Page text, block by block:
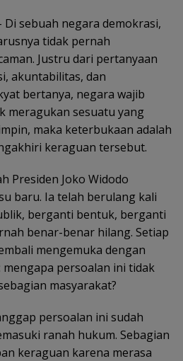
Di sebuah negara demokrasi,
tidak pernah
Justru dari pertanyaan
akuntabilitas, dan
bertanya, negara wajib
meragukan sesuatu yang
maka keterbukaan adalah
keraguan tersebut.
Presiden Joko Widodo
baru. Ia telah berulang kali
berganti bentuk, berganti
benar-benar hilang. Setiap
mengemuka dengan
mengapa persoalan ini tidak
masyarakat?
persoalan ini sudah
ranah hukum. Sebagian
keraguan karena merasa